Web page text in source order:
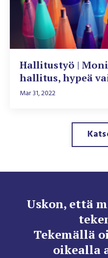
Hallitustyö |
hallitus, hypeä
Mar 31, 2022
Uskon, että
Tekemällä
oikealla